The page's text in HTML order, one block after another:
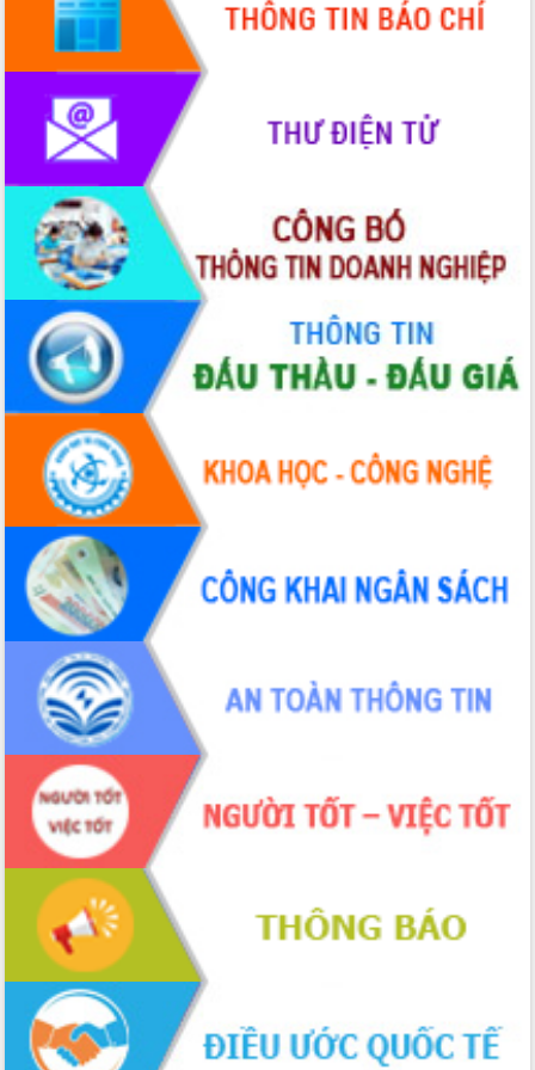
HĐND tỉnh thông qua điều chỉnh Quy
hoạch tỉnh thời kỳ 2021-2030
Hội thảo góp ý hồ sơ điều chỉnh quy
hoạch tỉnh Đắk Lắk thời kỳ 2021-2030,
tầm nhìn đến năm 2050
Nâng cao hiệu quả hoạt động của các
doanh nghiệp nhà nước
Hội nghị triển khai kết nối mạng
truyền số liệu chuyên dùng phục vụ cơ
quan Đảng, Nhà nước
Lễ phát động chuỗi hoạt động chung
tay làm sạch môi trường
Xã Ea Kar bước chuyển mình trong
công tác cải cách hành chính mô hình
mới
UBND tỉnh họp báo định kỳ tháng 4
năm 2026
Hội thảo khoa học “Giải pháp thúc đẩy
phát triển nền kinh tế xanh tại tỉnh
Đắk Lắk”
Tăng cường giám sát, đôn đốc thực
hiện nhiệm vụ quản lý tài sản công
hàng tuần
Tháo gỡ những vướng mắc, đẩy mạnh
công tác cải cách thủ tục hành chính
tại Trung tâm Phục vụ hành chính
công tỉnh
Đắk Lắk: Tôn vinh 46 giải pháp tại Hội
thi Sáng tạo Kỹ thuật 2024 - 2025
Đắk Lắk rà soát, điều chỉnh Đề án 190
về phát triển nuôi trồng thủy sản
Phó Chủ tịch UBND tỉnh Đắk Lắk
Trương Công Thái kiểm tra thực địa
Dự án cao tốc Khánh Hòa - Buôn Ma
Thuột
Định vị cà phê Việt Nam như một “di
sản sống” trong dòng chảy toàn cầu
Xây dựng nông thôn mới: Nâng cao đời
sống người dân từ những mô hình thiết
thực
Quyết liệt tháo gỡ vướng mắc, đẩy